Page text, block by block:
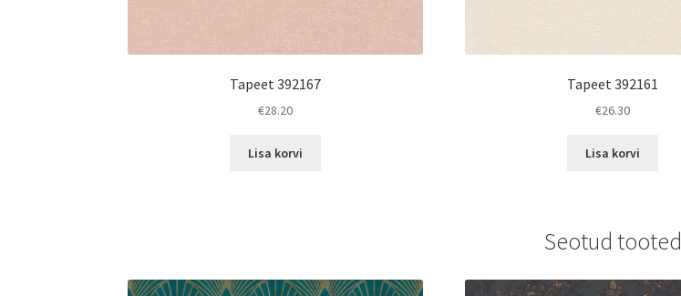
Tapeet 392167
€28.20
Lisa korvi
Tapeet 392161
€26.30
Lisa korvi
Seotud tooted